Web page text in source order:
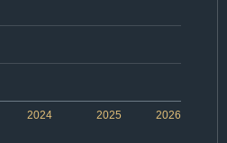
2024 2026
2025